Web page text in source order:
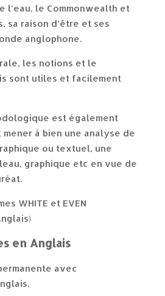
l’eau, le Commonwealth et
sa raison d’être et ses
anglophone.
les notions et le
sont utiles et facilement
est également
à bien une analyse de
ou textuel, une
graphique etc en vue de
WHITE et EVEN
en Anglais
avec